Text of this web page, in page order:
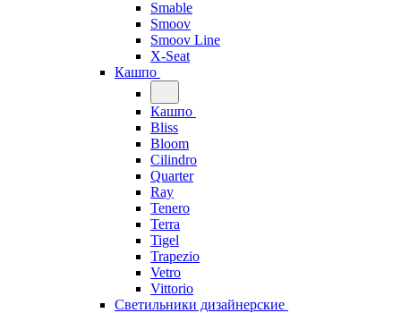
Smable
Smoov
Smoov Line
X-Seat
Кашпо
Кашпо
Bliss
Bloom
Cilindro
Quarter
Ray
Tenero
Terra
Tigel
Trapezio
Vetro
Vittorio
Светильники дизайнерские